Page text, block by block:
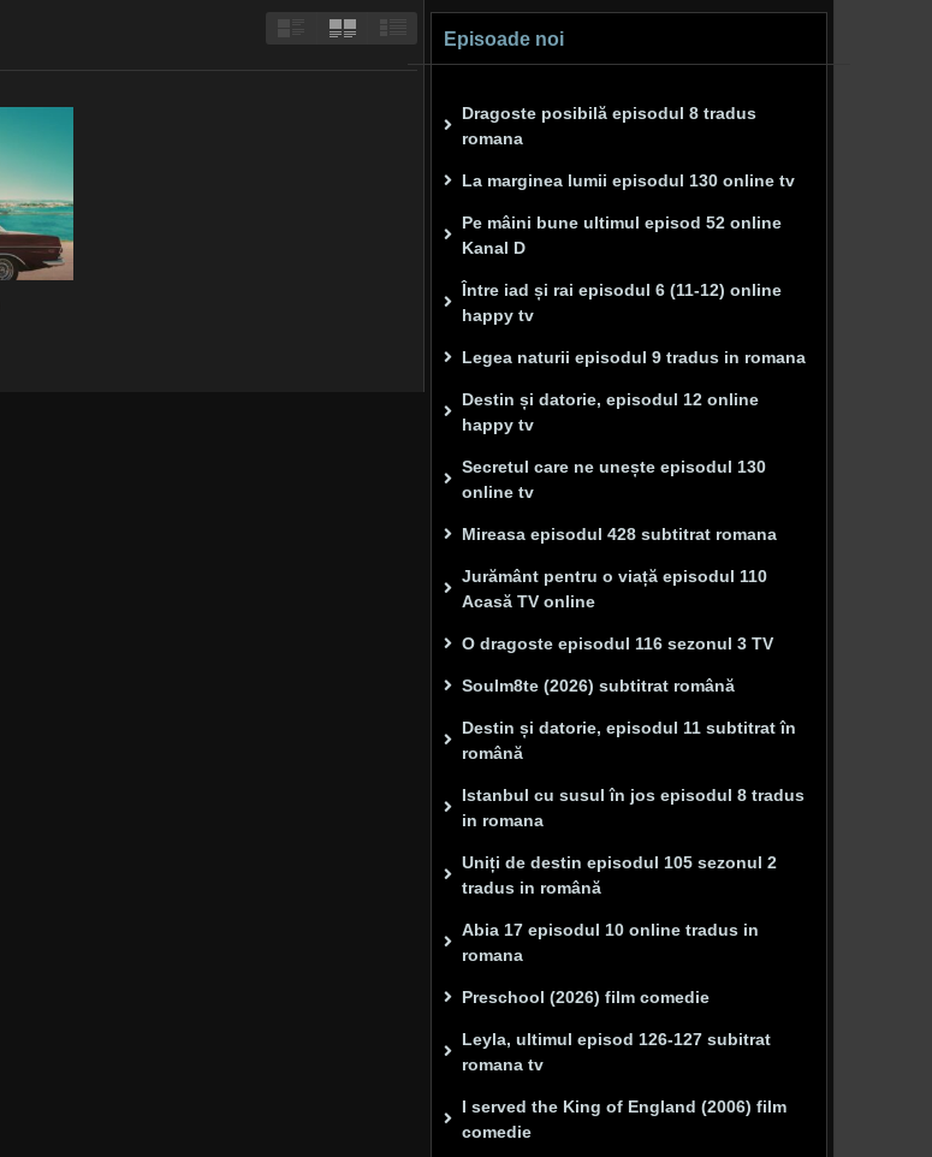
Episoade noi
Dragoste posibilă episodul 8 tradus
romana
La marginea lumii episodul 130 online tv
Pe mâini bune ultimul episod 52 online
Kanal D
Între iad și rai episodul 6 (11-12) online
happy tv
Legea naturii episodul 9 tradus in romana
Destin și datorie, episodul 12 online
happy tv
Secretul care ne unește episodul 130
online tv
Mireasa episodul 428 subtitrat romana
Jurământ pentru o viață episodul 110
Acasă TV online
O dragoste episodul 116 sezonul 3 TV
Soulm8te (2026) subtitrat română
Destin și datorie, episodul 11 subtitrat în
română
Istanbul cu susul în jos episodul 8 tradus
in romana
Uniți de destin episodul 105 sezonul 2
tradus in română
Abia 17 episodul 10 online tradus in
romana
Preschool (2026) film comedie
Leyla, ultimul episod 126-127 subitrat
romana tv
I served the King of England (2006) film
comedie